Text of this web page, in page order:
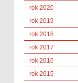
rok 2020
rok 2019
rok 2018
rok 2017
rok 2016
rok 2015